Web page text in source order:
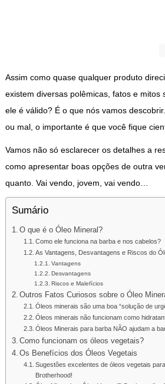
Assim como quase qualquer produto
existem diversas polêmicas, fatos e mitos
ele é válido? É o que nós vamos
ou mal, o importante é que você fique
Vamos não só esclarecer os detalhes a
como apresentar boas opções de outra
quanto. Vai vendo, jovem, vai vendo…
Sumário
O que é o Óleo Mineral?
Como ele funciona na barba e nos cabelos?
As Vantagens, Desvantagens e Riscos do
Vantagens
Desvantagens
Riscos e Malefícios
Outros Fatos Curiosos sobre o Óleo
Óleos minerais são uma boa “solução de
Óleos minerais não funcionam como
Óleos Minerais para barba NÃO ajudam a
Como funcionam os óleos vegetais?
Os Benefícios dos Óleos Vegetais
Sugestões excelentes de óleos vegetais
Brotherhood!